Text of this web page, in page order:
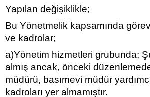
Yapılan değişiklikle;
Bu Yönetmelik kapsamında
ve kadrolar;
a)Yönetim hizmetleri grubunda;
almış ancak, önceki
müdürü, basımevi müdür
kadroları yer almamıştır.